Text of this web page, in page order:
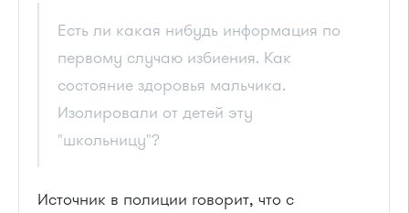
Есть ли какая нибудь информация по
первому случаю избиения. Как
состояние здоровья мальчика.
Изолировали от детей эту
"школьницу"?
Источник в полиции говорит, что с